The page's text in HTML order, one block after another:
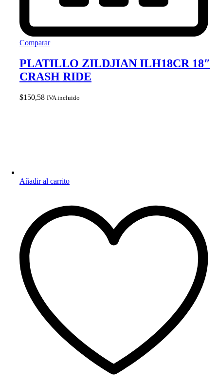
Comparar
PLATILLO ZILDJIAN ILH18CR 18″
CRASH RIDE
$150,58 IVA incluido
Añadir al carrito